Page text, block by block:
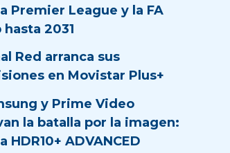
Premier League y la FA
hasta 2031
Red arranca sus
en Movistar Plus+
y Prime Video
la batalla por la imagen:
HDR10+ ADVANCED